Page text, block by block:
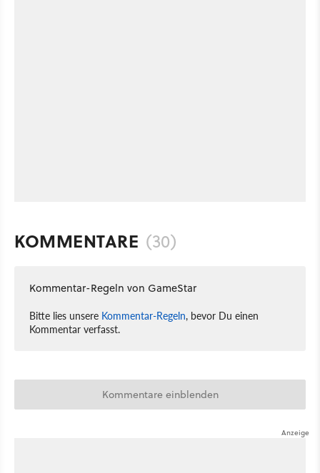
KOMMENTARE (30)
Kommentar-Regeln von GameStar
Bitte lies unsere Kommentar-Regeln, bevor Du einen
Kommentar verfasst.
Kommentare einblenden